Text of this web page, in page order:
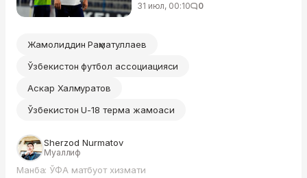
31 июл, 00:10 0
Жамолиддин Раҳматуллаев
Ўзбекистон футбол ассоциацияси
Аскар Халмуратов
Ўзбекистон U-18 терма жамоаси
Sherzod Nurmatov
Муаллиф
Манба: ЎФА матбуот хизмати